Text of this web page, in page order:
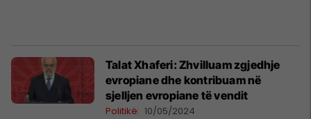
Talat Xhaferi: Zhvilluam zgjedhje
evropiane dhe kontribuam në
sjelljen evropiane të vendit
Politikë 10/05/2024